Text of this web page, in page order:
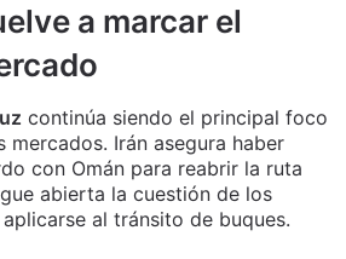
a marcar el
continúa siendo el principal foco
Irán asegura haber
con Omán para reabrir la ruta
abierta la cuestión de los
al tránsito de buques.